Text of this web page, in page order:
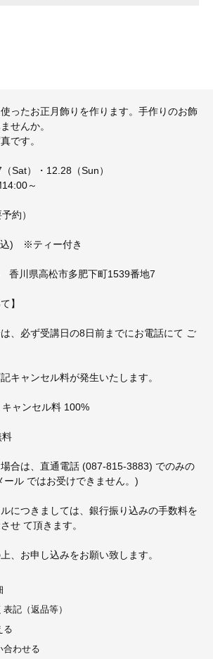
ったお正月飾りを作ります。手作りのお飾
せんか。
です。
Sat）・12.28（Sun）
～
約）
込) ※ティー付き
香川県高松市多肥下町1539番地7
】
、必ず受講日の8日前までにお電話にて ご
キャンセル料が発生いたします。
ャンセル料 100%
料
合は、直通電話 (087-815-3883) でのみの
ール ではお受けできません。)
につきましては、銀行振り込みの手数料を
せ て頂きます。
、お申し込みをお願い致します。
記（返品等）
る
合わせる